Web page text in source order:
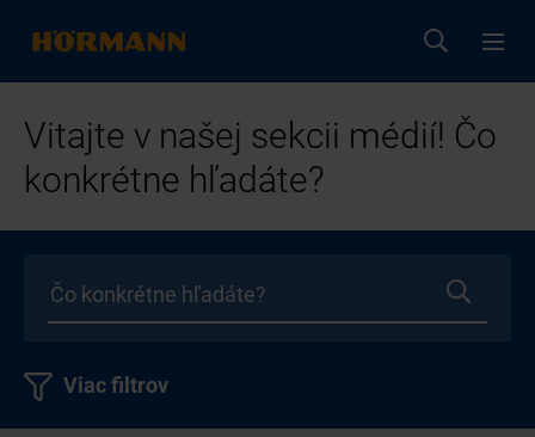
Vitajte v našej sekcii médií! Čo
konkrétne hľadáte?
Viac filtrov